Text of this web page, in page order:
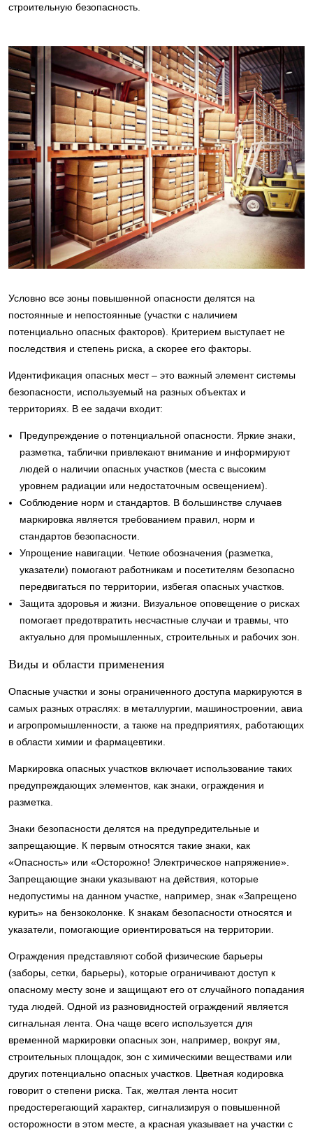
строительную безопасность.
Условно все зоны повышенной опасности делятся на
постоянные и непостоянные (участки с наличием
потенциально опасных факторов). Критерием выступает не
последствия и степень риска, а скорее его факторы.
Идентификация опасных мест – это важный элемент системы
безопасности, используемый на разных объектах и
территориях. В ее задачи входит:
Предупреждение о потенциальной опасности. Яркие знаки,
разметка, таблички привлекают внимание и информируют
людей о наличии опасных участков (места с высоким
уровнем радиации или недостаточным освещением).
Соблюдение норм и стандартов. В большинстве случаев
маркировка является требованием правил, норм и
стандартов безопасности.
Упрощение навигации. Четкие обозначения (разметка,
указатели) помогают работникам и посетителям безопасно
передвигаться по территории, избегая опасных участков.
Защита здоровья и жизни. Визуальное оповещение о рисках
помогает предотвратить несчастные случаи и травмы, что
актуально для промышленных, строительных и рабочих зон.
Виды и области применения
Опасные участки и зоны ограниченного доступа маркируются в
самых разных отраслях: в металлургии, машиностроении, авиа
и агропромышленности, а также на предприятиях, работающих
в области химии и фармацевтики.
Маркировка опасных участков включает использование таких
предупреждающих элементов, как знаки, ограждения и
разметка.
Знаки безопасности делятся на предупредительные и
запрещающие. К первым относятся такие знаки, как
«Опасность» или «Осторожно! Электрическое напряжение».
Запрещающие знаки указывают на действия, которые
недопустимы на данном участке, например, знак «Запрещено
курить» на бензоколонке. К знакам безопасности относятся и
указатели, помогающие ориентироваться на территории.
Ограждения представляют собой физические барьеры
(заборы, сетки, барьеры), которые ограничивают доступ к
опасному месту зоне и защищают его от случайного попадания
туда людей. Одной из разновидностей ограждений является
сигнальная лента. Она чаще всего используется для
временной маркировки опасных зон, например, вокруг ям,
строительных площадок, зон с химическими веществами или
других потенциально опасных участков. Цветная кодировка
говорит о степени риска. Так, желтая лента носит
предостерегающий характер, сигнализируя о повышенной
осторожности в этом месте, а красная указывает на участки с